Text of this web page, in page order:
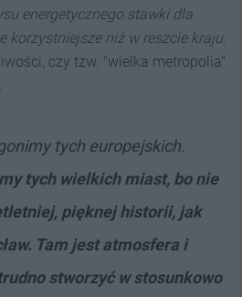
energetycznego stawki dla
korzystniejsze niż w reszcie kraju.
czy tzw. "wielka metropolia"
tych europejskich.
tych wielkich miast, bo nie
pięknej historii, jak
Tam jest atmosfera i
stworzyć w stosunkowo